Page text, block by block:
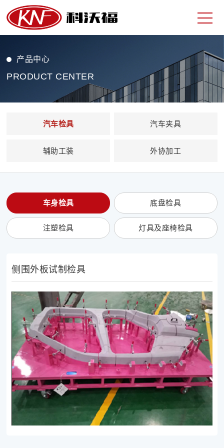
产品中心
PRODUCT CENTER
汽车检具 汽车夹具
辅助工装 外协加工
车身检具 底盘检具
注塑检具 灯具及座椅检具
侧围外板试制检具